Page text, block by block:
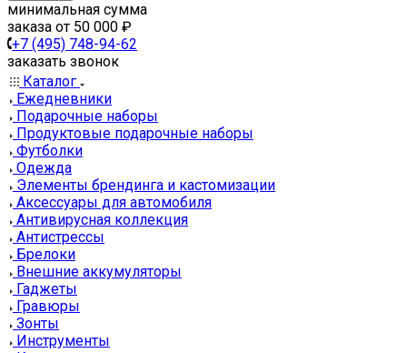
минимальная сумма
заказа от 50 000 ₽
+7 (495) 748-94-62
заказать звонок
Каталог
Ежедневники
Подарочные наборы
Продуктовые подарочные наборы
Футболки
Одежда
Элементы брендинга и кастомизации
Аксессуары для автомобиля
Антивирусная коллекция
Антистрессы
Брелоки
Внешние аккумуляторы
Гаджеты
Гравюры
Зонты
Инструменты